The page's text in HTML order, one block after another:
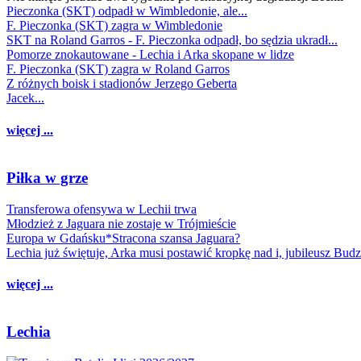
Pieczonka (SKT) odpadł w Wimbledonie, ale...
F. Pieczonka (SKT) zagra w Wimbledonie
SKT na Roland Garros - F. Pieczonka odpadł, bo sędzia ukradł...
Pomorze znokautowane - Lechia i Arka skopane w lidze
F. Pieczonka (SKT) zagra w Roland Garros
Z różnych boisk i stadionów Jerzego Geberta
Jacek...
więcej ...
Piłka w grze
Transferowa ofensywa w Lechii trwa
Młodzież z Jaguara nie zostaje w Trójmieście
Europa w Gdańsku*Stracona szansa Jaguara?
Lechia już świętuje, Arka musi postawić kropkę nad i, jubileusz
więcej ...
Lechia